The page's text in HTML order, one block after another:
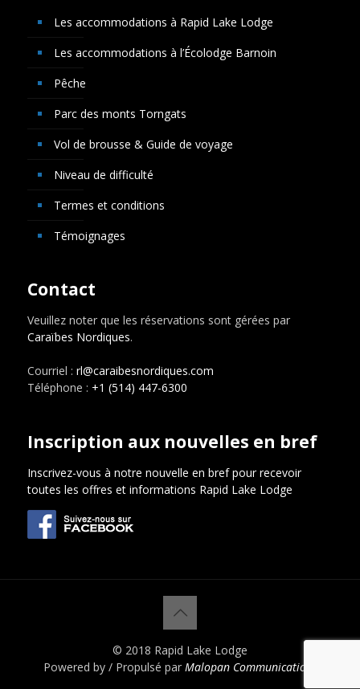
Les accommodations à Rapid Lake Lodge
Les accommodations à l’Écolodge Barnoin
Pêche
Parc des monts Torngats
Vol de brousse & Guide de voyage
Niveau de difficulté
Termes et conditions
Témoignages
Contact
Veuillez noter que les réservations sont gérées par
Caraïbes Nordiques.
Courriel : rl@caraibesnordiques.com
Téléphone : +1 (514) 447-6300
Inscription aux nouvelles en bref
Inscrivez-vous à notre nouvelle en bref pour recevoir
toutes les offres et informations Rapid Lake Lodge
© 2018 Rapid Lake Lodge
Powered by / Propulsé par Malopan Communications